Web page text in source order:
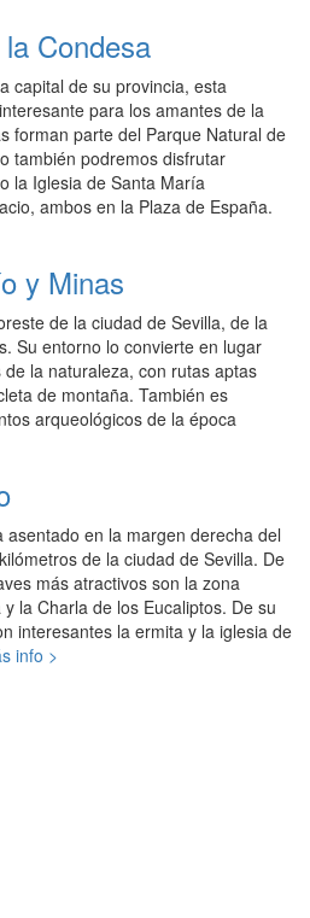
Condesa
capital de su provincia, esta
para los amantes de la
forman parte del Parque Natural de
también podremos disfrutar
la Iglesia de Santa María
ambos en la Plaza de España.
y Minas
de la ciudad de Sevilla, de la
Su entorno lo convierte en lugar
la naturaleza, con rutas aptas
de montaña. También es
arqueológicos de la época
asentado en la margen derecha del
de la ciudad de Sevilla. De
más atractivos son la zona
la Charla de los Eucaliptos. De su
interesantes la ermita y la iglesia de
info >